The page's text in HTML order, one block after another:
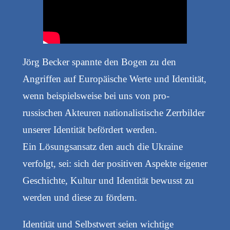
Jörg Becker spannte den Bogen zu den
Angriffen auf Europäische Werte und Identität,
wenn beispielsweise bei uns von pro-
russischen Akteuren nationalistische Zerrbilder
unserer Identität befördert werden.
Ein Lösungsansatz den auch die Ukraine
verfolgt, sei: sich der positiven Aspekte eigener
Geschichte, Kultur und Identität bewusst zu
werden und diese zu fördern.
Identität und Selbstwert seien wichtige